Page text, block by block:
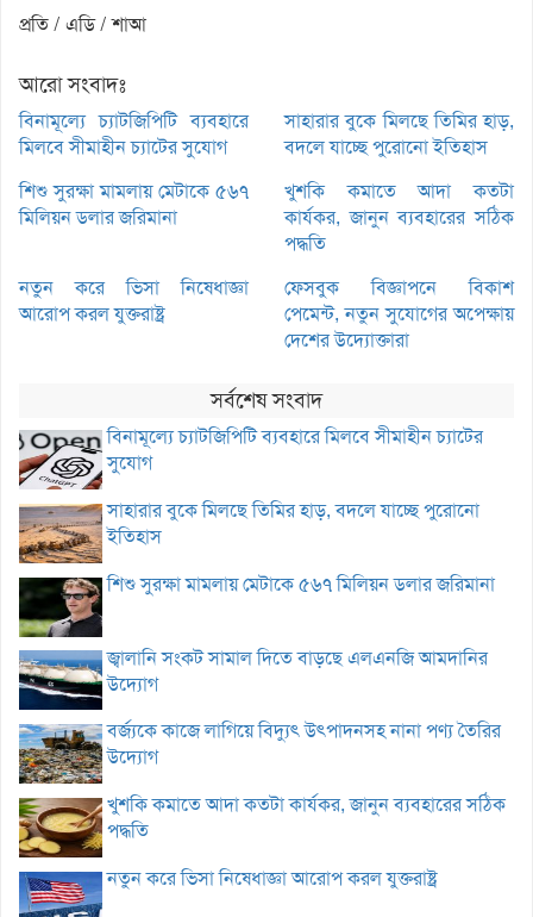
প্রতি / এডি / শাআ
আরো সংবাদঃ
বিনামূল্যে চ্যাটজিপিটি ব্যবহারে
মিলবে সীমাহীন চ্যাটের সুযোগ
সাহারার বুকে মিলছে তিমির হাড়,
বদলে যাচ্ছে পুরোনো ইতিহাস
শিশু সুরক্ষা মামলায় মেটাকে ৫৬৭
মিলিয়ন ডলার জরিমানা
খুশকি কমাতে আদা কতটা
কার্যকর, জানুন ব্যবহারের সঠিক
পদ্ধতি
নতুন করে ভিসা নিষেধাজ্ঞা
আরোপ করল যুক্তরাষ্ট্র
ফেসবুক বিজ্ঞাপনে বিকাশ
পেমেন্ট, নতুন সুযোগের অপেক্ষায়
দেশের উদ্যোক্তারা
সর্বশেষ সংবাদ
বিনামূল্যে চ্যাটজিপিটি ব্যবহারে মিলবে সীমাহীন চ্যাটের
সুযোগ
সাহারার বুকে মিলছে তিমির হাড়, বদলে যাচ্ছে পুরোনো
ইতিহাস
শিশু সুরক্ষা মামলায় মেটাকে ৫৬৭ মিলিয়ন ডলার জরিমানা
জ্বালানি সংকট সামাল দিতে বাড়ছে এলএনজি আমদানির
উদ্যোগ
বর্জ্যকে কাজে লাগিয়ে বিদ্যুৎ উৎপাদনসহ নানা পণ্য তৈরির
উদ্যোগ
খুশকি কমাতে আদা কতটা কার্যকর, জানুন ব্যবহারের সঠিক
পদ্ধতি
নতুন করে ভিসা নিষেধাজ্ঞা আরোপ করল যুক্তরাষ্ট্র